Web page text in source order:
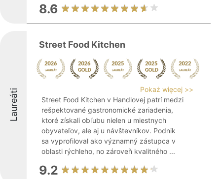
8.6
Laureáti
Street Food Kitchen
Pokaż więcej >>
Street Food Kitchen v Handlovej patrí medzi
rešpektované gastronomické zariadenia,
ktoré získali obľubu nielen u miestnych
obyvateľov, ale aj u návštevníkov. Podnik
sa vyprofiloval ako významný zástupca v
oblasti rýchleho, no zároveň kvalitného ...
9.2